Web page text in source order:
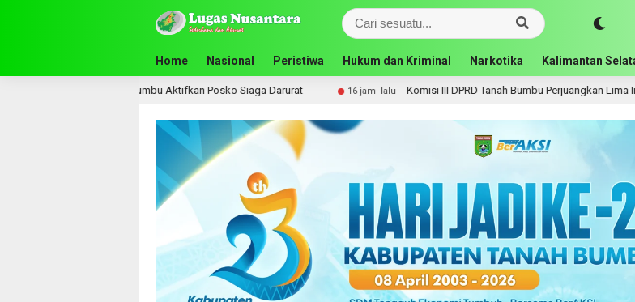
Home Nasional Peristiwa Hukum dan Kriminal Narkotika Kalimantan
Tanah Bumbu Aktifkan Posko Siaga Darurat 16 jam lalu Komisi III DPRD Tanah Bumbu Perjuangkan Lima Infrastruktur